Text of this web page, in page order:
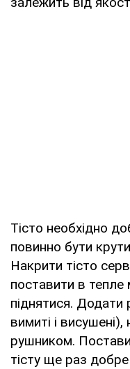
Тісто необхідно
повинно бути
Накрити тісто
поставити в тепле
піднятися.
вимиті і
рушником.
тісту ще раз